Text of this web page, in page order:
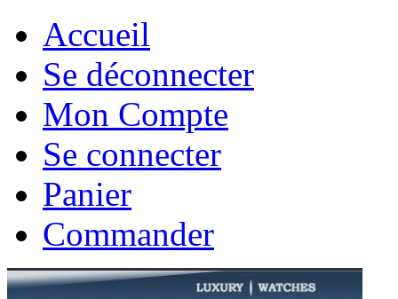
Accueil
Se déconnecter
Mon Compte
Se connecter
Panier
Commander